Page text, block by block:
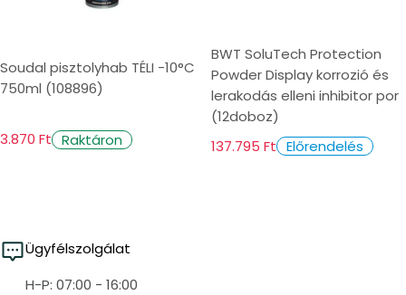
Soudal pisztolyhab TÉLI -10°C
750ml (108896)
3.870 Ft Raktáron
BWT SoluTech Protection
Powder Display korrozió és
lerakodás elleni inhibitor por
(12doboz)
137.795 Ft Előrendelés
Ügyfélszolgálat
H-P: 07:00 - 16:00